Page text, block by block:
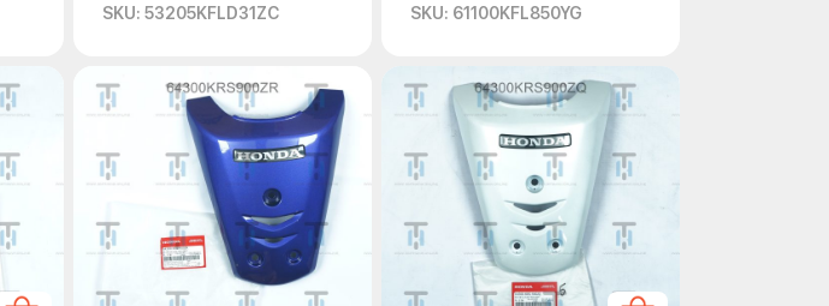
SKU: 53205KFLD31ZC SKU: 61100KFL850YG